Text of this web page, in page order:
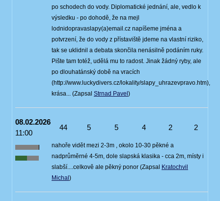
po schodech do vody. Diplomatické jednání, ale, vedlo k
výsledku - po dohodě, že na mejl
lodnidopravaslapy(a)email.cz napíšeme jména a
potvrzení, že do vody z přístaviště jdeme na vlastní riziko,
tak se uklidnil a debata skončila nenásilně podáním ruky.
Pište tam totéž, udělá mu to radost. Jinak žádný ryby, ale
po dlouhatánský době na vracích
(http://www.luckydivers.cz/lokality/slapy_uhrazevpravo.htm),
krása... (Zapsal Strnad Pavel)
08.02.2026
11:00
44 5 5 4 2 2
nahoře vidět mezi 2-3m , okolo 10-30 pěkné a
nadprůměrné 4-5m, dole slapská klasika - cca 2m, místy i
slabší....celkově ale pěkný ponor (Zapsal Kratochvil
Michal)